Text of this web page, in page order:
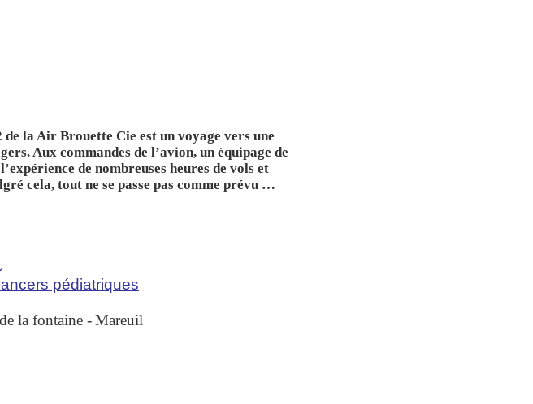
de la Air Brouette Cie est un voyage vers une
Aux commandes de l’avion, un équipage de
de nombreuses heures de vols et
cela, tout ne se passe pas comme prévu …
pédiatriques
la fontaine -Mareuil